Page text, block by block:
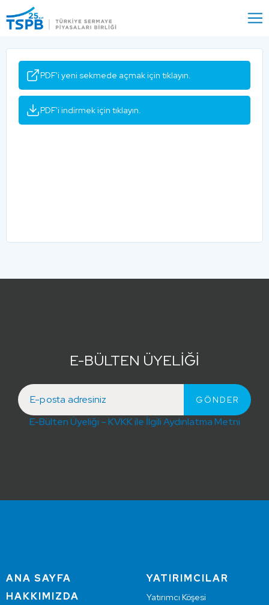
Close
PDF'i yeni sekmede açmak için tıklayın.
PDF'i indirmek için tıklayın.
E-BÜLTEN ÜYELİĞİ
E-Bülten Üyeliği – KVKK ile İlgili Aydınlatma Metni
ANA SAYFA
HAKKIMIZDA
YATIRIMCILAR
Yatırımcı Köşesi